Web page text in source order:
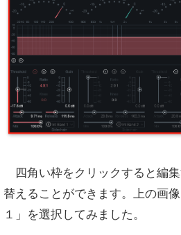
四角い枠をクリックすると編
替えることができます。上の画
１」を選択してみました。